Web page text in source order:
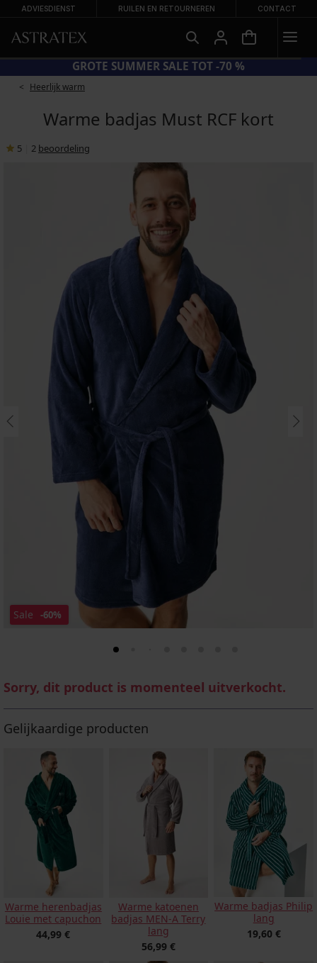
ADVIESDIENST RUILEN EN RETOURNEREN CONTACT
CODE BRA20 = BH'S -20%
Heerlijk warm
Warme badjas Must RCF kort
5 2 beoordeling
Sale -60%
Sorry, dit product is momenteel uitverkocht.
Gelijkaardige producten
Warme herenbadjas
Louie met capuchon
44,99 €
Warme katoenen
badjas MEN-A Terry
lang
56,99 €
Warme badjas Philip
lang
19,60 €